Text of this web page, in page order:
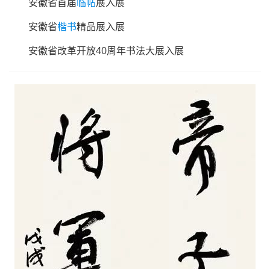
安徽省楷书精品展入展
安徽省改革开放40周年书法大展入展